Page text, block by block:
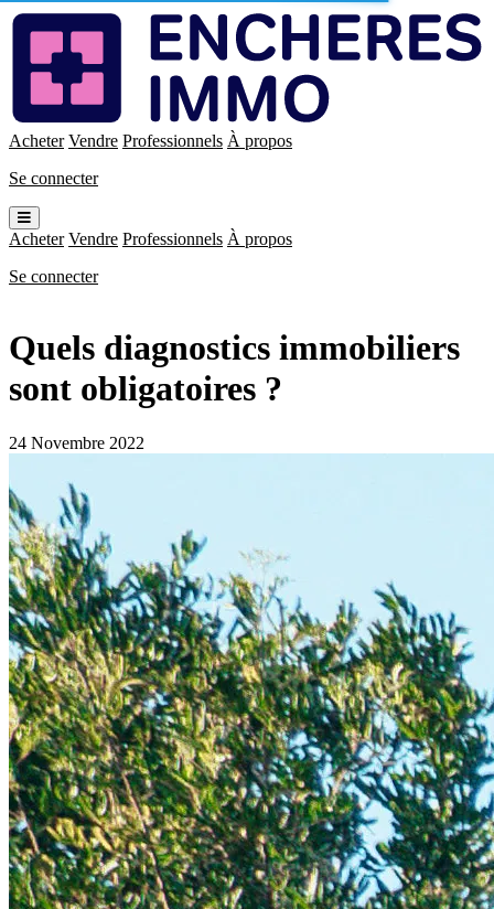
Enchères
Immo
Acheter Vendre Professionnels À propos
Se connecter
Ouvrir
le
menu
Acheter Vendre Professionnels À propos
Se connecter
Quels diagnostics immobiliers
sont obligatoires ?
24 Novembre 2022